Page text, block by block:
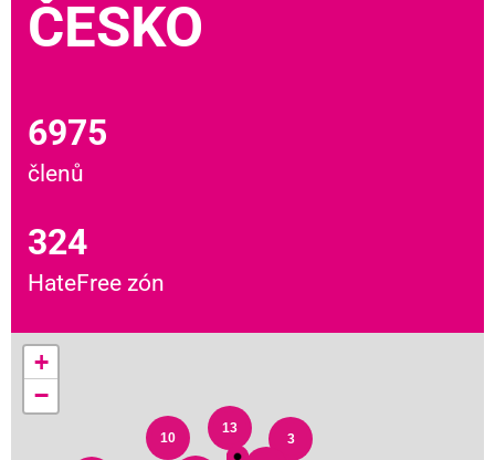
ČESKO
6975
členů
324
HateFree zón
3
13
10
+
−